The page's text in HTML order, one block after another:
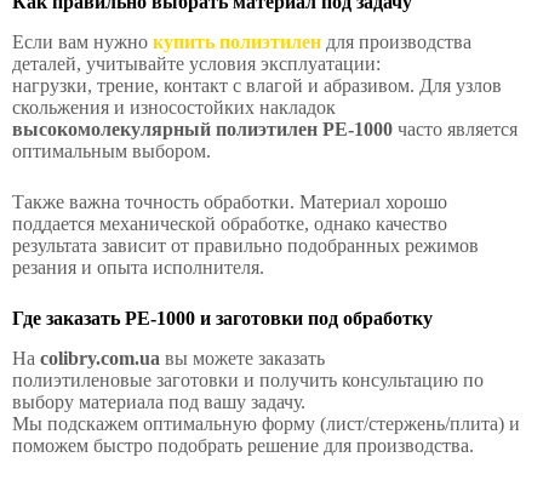
Если вам нужно купить полиэтилен для производства
деталей, учитывайте условия эксплуатации:
нагрузки, трение, контакт с влагой и абразивом. Для узлов
скольжения и износостойких накладок
высокомолекулярный полиэтилен PE-1000 часто является
оптимальным выбором.
Также важна точность обработки. Материал хорошо
поддается механической обработке, однако качество
результата зависит от правильно подобранных режимов
резания и опыта исполнителя.
Где заказать PE-1000 и заготовки под обработку
На colibry.com.ua вы можете заказать
полиэтиленовые заготовки и получить консультацию по
выбору материала под вашу задачу.
Мы подскажем оптимальную форму (лист/стержень/плита) и
поможем быстро подобрать решение для производства.